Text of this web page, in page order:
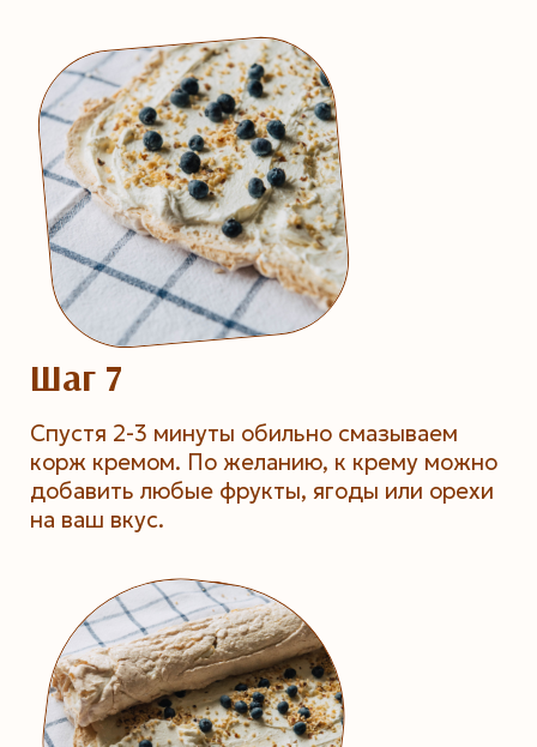
Шаг 7
Спустя 2-3 минуты обильно смазываем
корж кремом. По желанию, к крему можно
добавить любые фрукты, ягоды или орехи
на ваш вкус.